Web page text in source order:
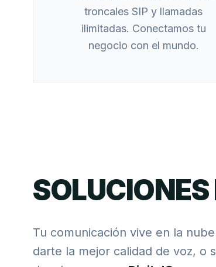
troncales SIP y llamadas
ilimitadas. Conectamos tu
negocio con el mundo.
Tu comunicación vive en la
darte la mejor calidad de voz, o